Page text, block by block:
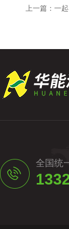
上一篇： 一
全国统